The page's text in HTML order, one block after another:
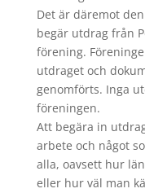
Det är däremot
begär utdrag från
förening.
utdraget och
genomförts. Inga
föreningen.
Att begära in
arbete och något
alla, oavsett hur
eller hur väl man